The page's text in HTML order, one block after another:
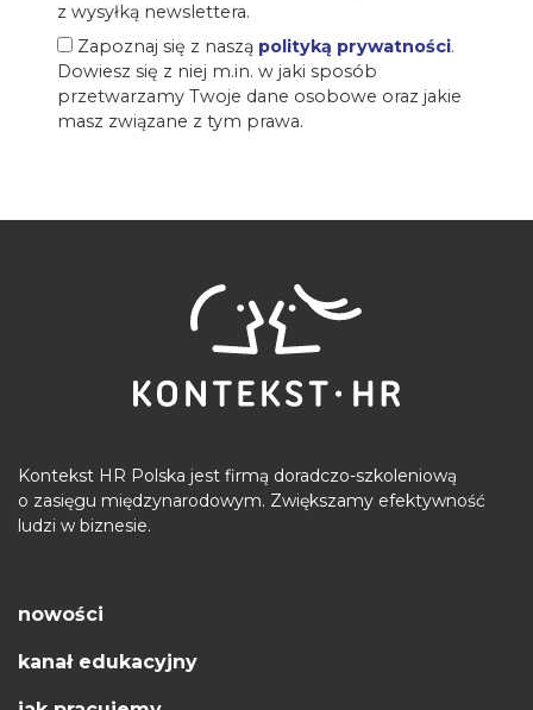
z wysyłką newslettera.
Zapoznaj się z naszą polityką prywatności.
Dowiesz się z niej m.in. w jaki sposób
przetwarzamy Twoje dane osobowe oraz jakie
masz związane z tym prawa.
Kontekst HR Polska jest firmą doradczo-szkoleniową
o zasięgu międzynarodowym. Zwiększamy efektywność
ludzi w biznesie.
nowości
kanał edukacyjny